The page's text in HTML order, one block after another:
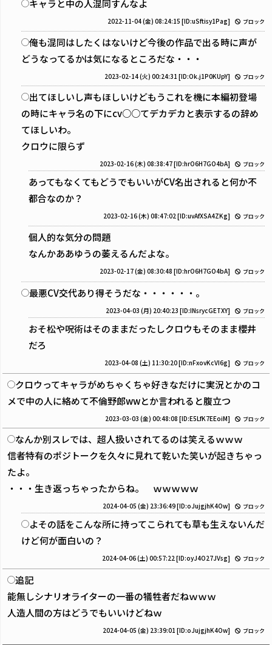
キャラと中の人混同すんなよ
2022-11-04 (金) 08:24:15 [ID:uSftisy1Pag] ブロック
俺も混同はしたくはないけど今後の作品で出る時に声が
どうなってるかは気になるところだな・・・
2023-02-14 (火) 00:24:31 [ID:Ok.j1P0KUpY] ブロック
出てほしいし声もほしいけどもうこれを機に本編初登場
の時にキャラ名の下にcv○○てデカデカと表示するの辞め
てほしいわ。
クロウに限らず
2023-02-16 (木) 08:38:47[ID:hrO6H7GO4bA] ブロック
あってもなくてもどうでもいいがCV名出されると何か不
都合なのか？
2023-02-16 (木) 08:47:02[ID:uvAfXSA4ZKg] ブロック
個人的な気分の問題
なんかああゆうの萎えるんだよな。
2023-02-17 (金) 08:30:48 [ID:hrO6H7GO4bA] ブロック
最悪CV交代あり得そうだな・・・・・・。
2023-04-03 (月) 20:40:23 [ID:INsrycGETXY] ブロック
おそ松や呪術はそのままだったしクロウもそのまま櫻井
だろ
2023-04-08 (土) 11:30:20[ID:nFxovKcVI6g] ブロック
クロウってキャラがめちゃくちゃ好きなだけに実況とかのコ
メで中の人に絡めて不倫野郎wwとか言われると腹立つ
2023-03-03 (金) 00:48:08 [ID:E5LfK7EEoiM] ブロック
なんか別スレでは、超人扱いされてるのは笑えるｗｗｗ
信者特有のポジトークを久々に見れて乾いた笑いが起きちゃっ
たよ。
・・・生き返っちゃったからね。 ｗｗｗｗｗ
2024-04-05 (金) 23:36:49[ID:oJujgjhK4Ow] ブロック
よその話をこんな所に持ってこられても草も生えないんだ
けど何が面白いの？
2024-04-06 (土) 00:57:22[ID:oyJ4O27JVsg] ブロック
追記
能無しシナリオライターの一番の犠牲者だねｗｗｗ
人造人間の方はどうでもいいけどねｗ
2024-04-05 (金) 23:39:01 [ID:oJujgjhK4Ow] ブロック